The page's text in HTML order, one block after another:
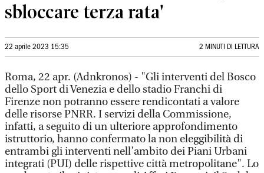
sbloccare terza rata'
22 aprile 2023 15:35 2 MINUTI DI LETTURA
Roma, 22 apr. (Adnkronos) - "Gli interventi del Bosco
dello Sport di Venezia e dello stadio Franchi di
Firenze non potranno essere rendicontati a valore
delle risorse PNRR. I servizi della Commissione,
infatti, a seguito di un ulteriore approfondimento
istruttorio, hanno confermato la non eleggibilità di
entrambi gli interventi nell’ambito dei Piani Urbani
integrati (PUI) delle rispettive città metropolitane". Lo